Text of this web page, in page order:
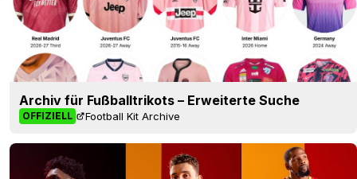
Archiv für Fußballtrikots – Erweiterte Suche
OFFIZIELL Football Kit Archive